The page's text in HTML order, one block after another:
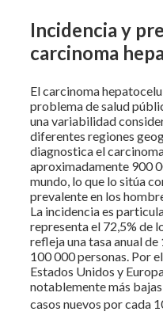
Incidencia y
carcinoma
El carcinoma
problema de salud
una variabilidad
diferentes regiones
diagnostica el
aproximadamente 900
mundo, lo que lo sitúa
prevalente en los
La incidencia es
representa el 72,5% de
refleja una tasa anual
100 000 personas. Por
Estados Unidos y
notablemente más
casos nuevos por cada